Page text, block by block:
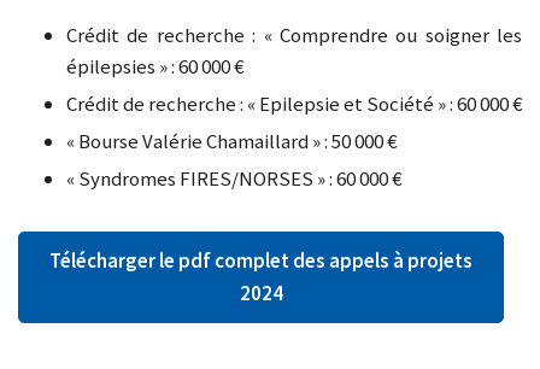
Crédit de recherche : « Comprendre ou soigner les
épilepsies » : 60 000 €
Crédit de recherche : « Epilepsie et Société » : 60 000 €
« Bourse Valérie Chamaillard » : 50 000 €
« Syndromes FIRES/NORSES » : 60 000 €
Télécharger le pdf complet des appels à projets
2024